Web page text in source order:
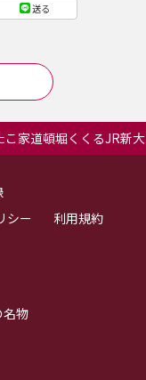
送る
こ家道頓堀くくるJR新
シー 利用規約
名物